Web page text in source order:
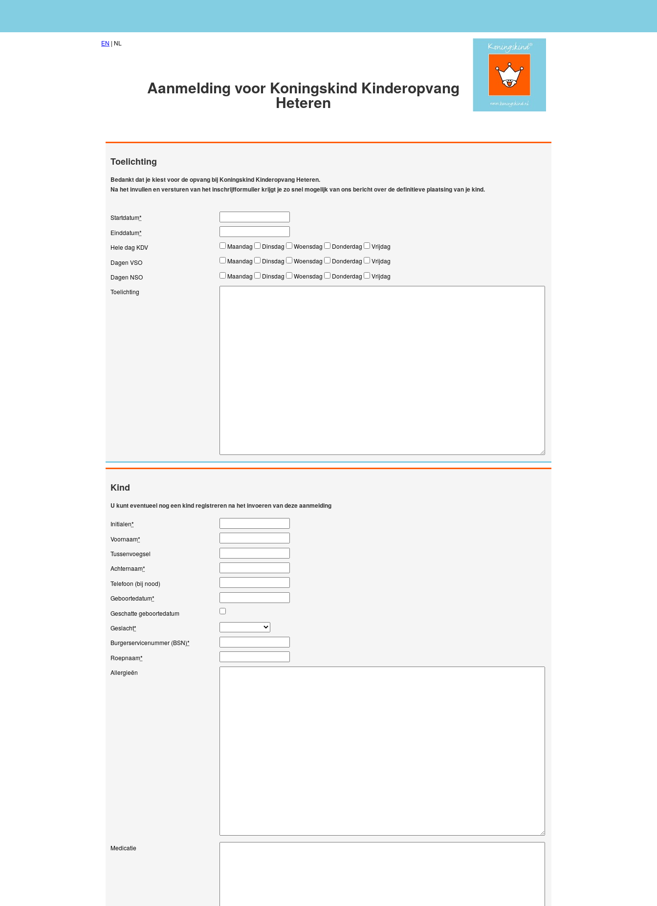
EN | NL
Aanmelding voor Koningskind Kinderopvang
Heteren
Toelichting
Bedankt dat je kiest voor de opvang bij Koningskind Kinderopvang Heteren.
Na het invullen en versturen van het inschrijfformulier krijgt je zo snel mogelijk van ons bericht over de definitieve plaatsing van je kind.
Startdatum*
Einddatum*
Hele dag KDV
Maandag Dinsdag Woensdag Donderdag
Vrijdag
Dagen VSO
Maandag Dinsdag Woensdag Donderdag
Vrijdag
Dagen NSO
Maandag Dinsdag Woensdag Donderdag
Vrijdag
Toelichting
Kind
U kunt eventueel nog een kind registreren na het invoeren van deze aanmelding
Initialen*
Voornaam*
Tussenvoegsel
Achternaam*
Telefoon (bij nood)
Geboortedatum*
Geschatte geboortedatum
Geslacht*
Burgerservicenummer (BSN)*
Roepnaam*
Allergieën
Medicatie